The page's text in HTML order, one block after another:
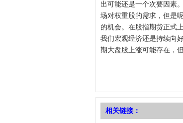
出可能还是一个次要因素
场对权重股的需求，但是
的机会。在股指期货正式
我们宏观经济还是持续向
期大盘股上涨可能存在，
相关链接：